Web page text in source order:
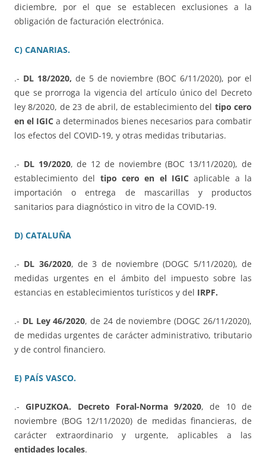
diciembre, por el que se establecen exclusiones a la
obligación de facturación electrónica.
C) CANARIAS.
.- DL 18/2020, de 5 de noviembre (BOC 6/11/2020), por el
que se prorroga la vigencia del artículo único del Decreto
ley 8/2020, de 23 de abril, de establecimiento del tipo cero
en el IGIC a determinados bienes necesarios para combatir
los efectos del COVID-19, y otras medidas tributarias.
.- DL 19/2020, de 12 de noviembre (BOC 13/11/2020), de
establecimiento del tipo cero en el IGIC aplicable a la
importación o entrega de mascarillas y productos
sanitarios para diagnóstico in vitro de la COVID-19.
D) CATALUÑA
.- DL 36/2020, de 3 de noviembre (DOGC 5/11/2020), de
medidas urgentes en el ámbito del impuesto sobre las
estancias en establecimientos turísticos y del IRPF.
.- DL Ley 46/2020, de 24 de noviembre (DOGC 26/11/2020),
de medidas urgentes de carácter administrativo, tributario
y de control financiero.
E) PAÍS VASCO.
.-GIPUZKOA. Decreto Foral-Norma 9/2020, de 10 de
noviembre (BOG 12/11/2020) de medidas financieras, de
carácter extraordinario y urgente, aplicables a las
entidades locales.